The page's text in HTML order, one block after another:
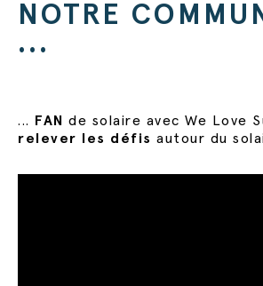
NOTRE
...
... FAN de solaire avec We Love
relever les défis autour du